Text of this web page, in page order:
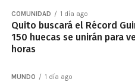
COMUNIDAD 1 día ago
Quito buscará el Récord
150 huecas se unirán para
horas
MUNDO 1 día ago